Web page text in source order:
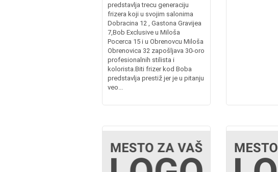
predstavlja trecu generaciju
frizera koji u svojim salonima
Dobracina 12 , Gastona Gravijea
7,Bob Exclusive u Miloša
Pocerca 15 i u Obrenovcu Miloša
Obrenovica 32 zapošljava 30-oro
profesionalnih stilista i
kolorista.Biti frizer kod Boba
predstavlja prestiž jer je u pitanju
veo...